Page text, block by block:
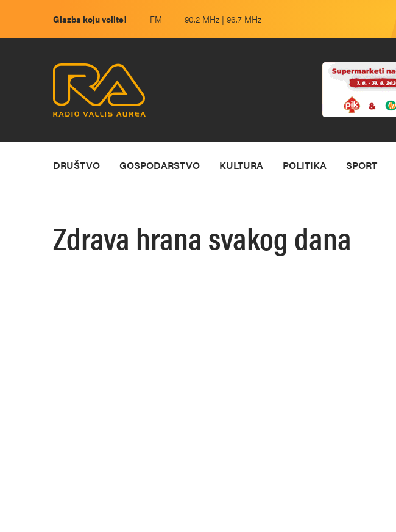
Glazba koju volite! FM 90.2 MHz | 96.7 MHz
DRUŠTVO GOSPODARSTVO KULTURA POLITIKA SPORT
Zdrava hrana svakog dana